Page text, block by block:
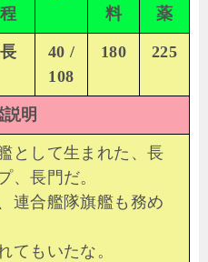
程
料
薬
長
40 /
108
180 225
説明
として生まれた、長
、長門だ。
連合艦隊旗艦も務め
てもいたな。